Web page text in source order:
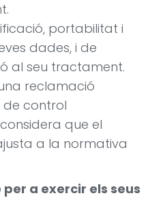
portabilitat i
dades, i de
al seu tractament.
reclamació
de control
que el
a la normativa
a exercir els seus